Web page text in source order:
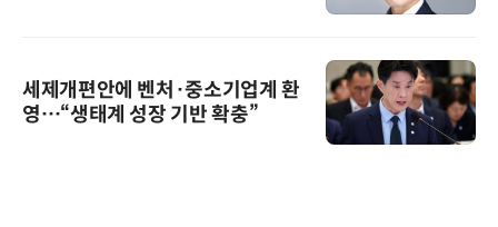
세제개편안에 벤처·중소기업계 환
영…“생태계 성장 기반 확충”